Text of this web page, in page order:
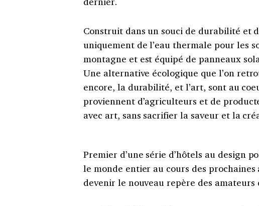
Construit dans un souci de durabilité et
uniquement de l’eau thermale pour les
montagne et est équipé de panneaux
Une alternative écologique que l’on
encore, la durabilité, et l’art, sont au
proviennent d’agriculteurs et de
avec art, sans sacrifier la saveur et la
Premier d’une série d’hôtels au design
le monde entier au cours des prochaines
devenir le nouveau repère des amateurs